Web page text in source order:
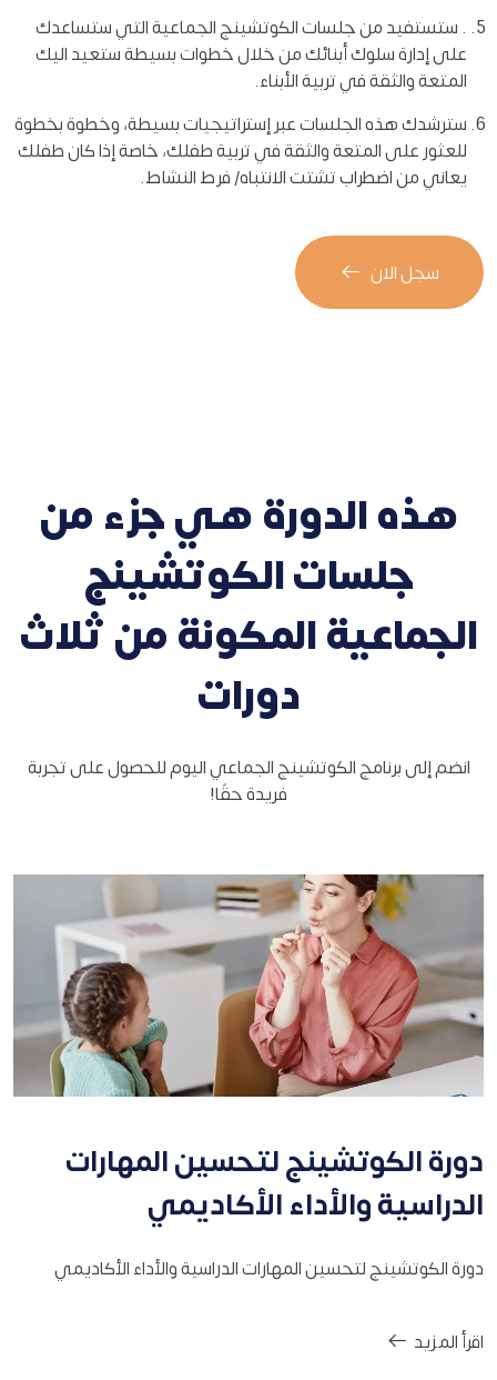
. ستستفيد من جلسات الكوتشينج الجماعية التي ستساعدك
على إدارة سلوك أبنائك من خلال خطوات بسيطة ستعيد اليك
المتعة والثقة في تربية الأبناء.
سترشدك هذه الجلسات عبر إستراتيجيات بسيطة، وخطوة بخطوة
للعثور على المتعة والثقة في تربية طفلك، خاصة إذا كان طفلك
يعاني من اضطراب تشتت الانتباه/ فرط النشاط.
سجل الان
هذه الدورة هي جزء من
جلسات الكوتشينج
الجماعية المكونة من ثلاث
دورات
انضم إلى برنامج الكوتشينج الجماعي اليوم للحصول على تجربة
فريدة حقًا!
دورة الكوتشينج لتحسين المهارات
الدراسية والأداء الأكاديمي
دورة الكوتشينج لتحسين المهارات الدراسية والأداء الأكاديمي
اقرأ المزيد